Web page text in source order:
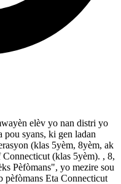
elèv yo nan distri yo
pou syans, ki gen ladan
(klas 5yèm, 8yèm, ak
(klas 5yèm). , 8,
Pèfòmans", yo mezire sou
pèfòmans Eta Connecticut